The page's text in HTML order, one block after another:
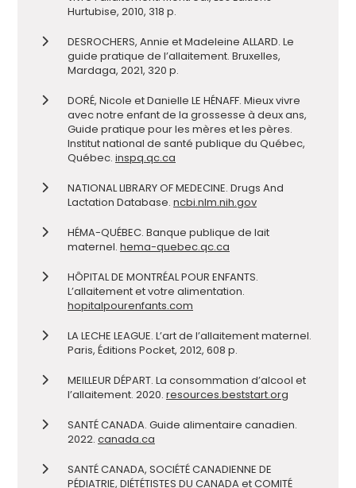
Hurtubise, 2010, 318 p.
DESROCHERS, Annie et Madeleine ALLARD. Le
guide pratique de l’allaitement. Bruxelles,
Mardaga, 2021, 320 p.
DORÉ, Nicole et Danielle LE HÉNAFF. Mieux vivre
avec notre enfant de la grossesse à deux ans,
Guide pratique pour les mères et les pères.
Institut national de santé publique du Québec,
Québec. inspq.qc.ca
NATIONAL LIBRARY OF MEDECINE. Drugs And
Lactation Database. ncbi.nlm.nih.gov
HÉMA-QUÉBEC. Banque publique de lait
maternel. hema-quebec.qc.ca
HÔPITAL DE MONTRÉAL POUR ENFANTS.
L’allaitement et votre alimentation.
hopitalpourenfants.com
LA LECHE LEAGUE. L’art de l’allaitement maternel.
Paris, Éditions Pocket, 2012, 608 p.
MEILLEUR DÉPART. La consommation d’alcool et
l’allaitement. 2020. resources.beststart.org
SANTÉ CANADA. Guide alimentaire canadien.
2022. canada.ca
SANTÉ CANADA, SOCIÉTÉ CANADIENNE DE
PÉDIATRIE, DIÉTÉTISTES DU CANADA et COMITÉ